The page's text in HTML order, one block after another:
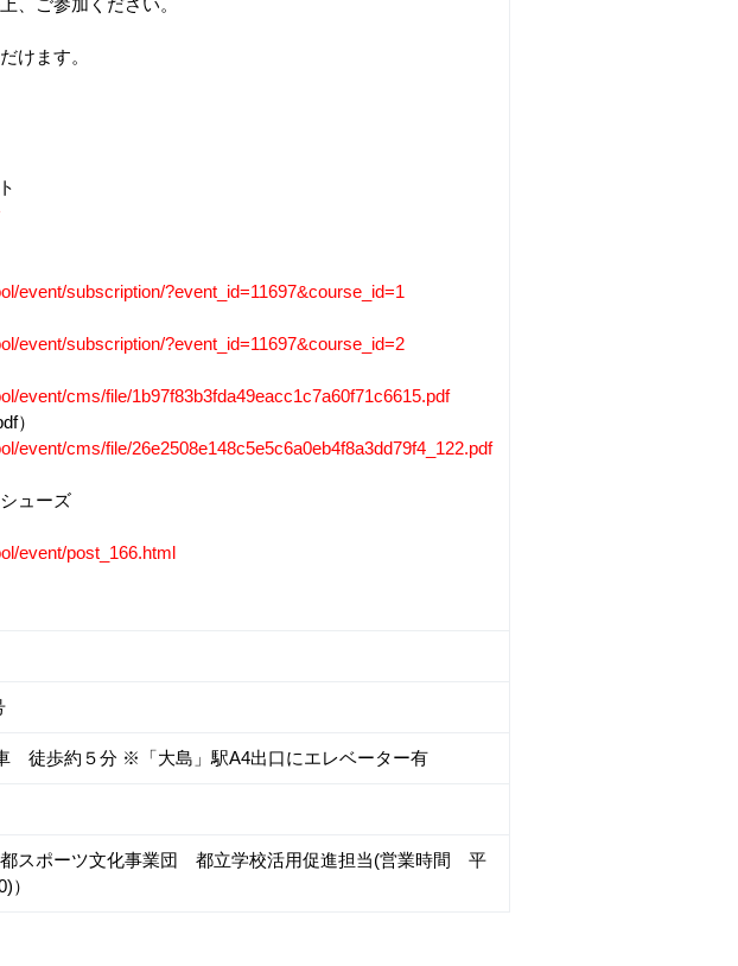
、ご参加ください。
けます。
event/subscription/?event_id=11697&course_id=1
event/subscription/?event_id=11697&course_id=2
event/cms/file/1b97f83b3fda49eacc1c7a60f71c6615.pdf
）
event/cms/file/26e2508e148c5e5c6a0eb4f8a3dd79f4_122.pdf
ューズ
event/post_166.html
徒歩約５分 ※「大島」駅A4出口にエレベーター有
都スポーツ文化事業団 都立学校活用促進担当(営業時間 平
）